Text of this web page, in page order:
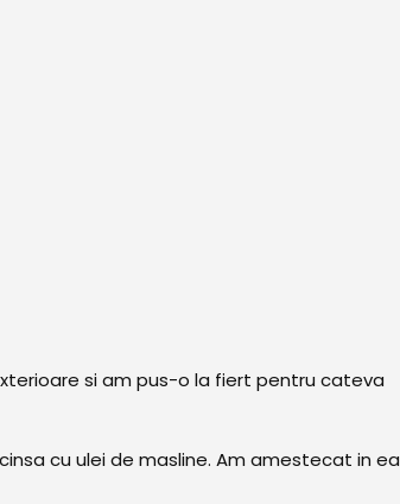
si am pus-o la fiert pentru cateva
cu ulei de masline. Am amestecat in ea